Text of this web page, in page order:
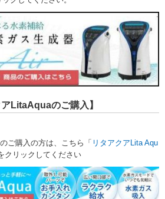
LitaAquaのご購入】
ご購入の方は、こちら「 リタアクアLita Aqu
クリックしてください